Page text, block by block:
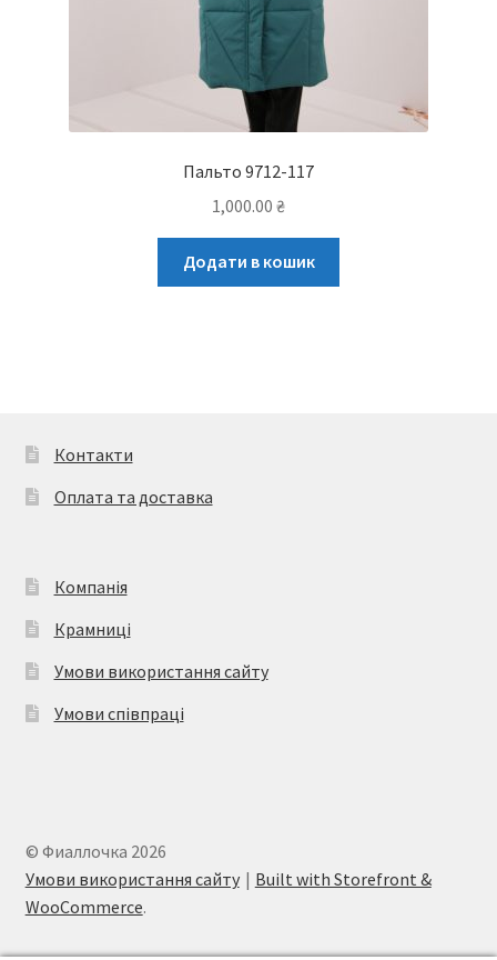
Пальто 9712-117
1,000.00 ₴
Додати в кошик
Контакти
Оплата та доставка
Компанія
Крамниці
Умови використання сайту
Умови співпраці
© Фиаллочка 2026
Умови використання сайту
Built with Storefront &
WooCommerce.